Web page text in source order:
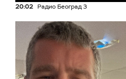
20:02 Радио Београд 3